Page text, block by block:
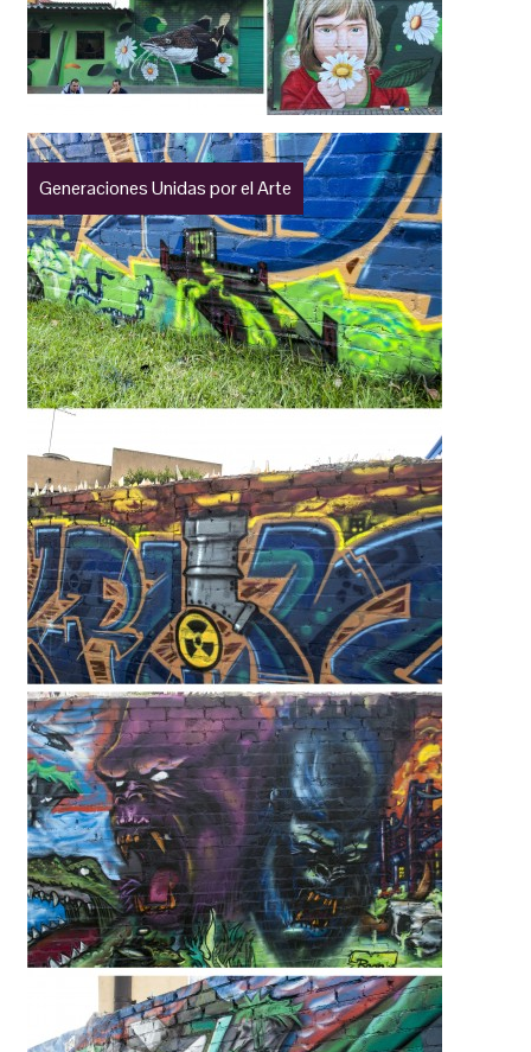
Generaciones Unidas por el Arte